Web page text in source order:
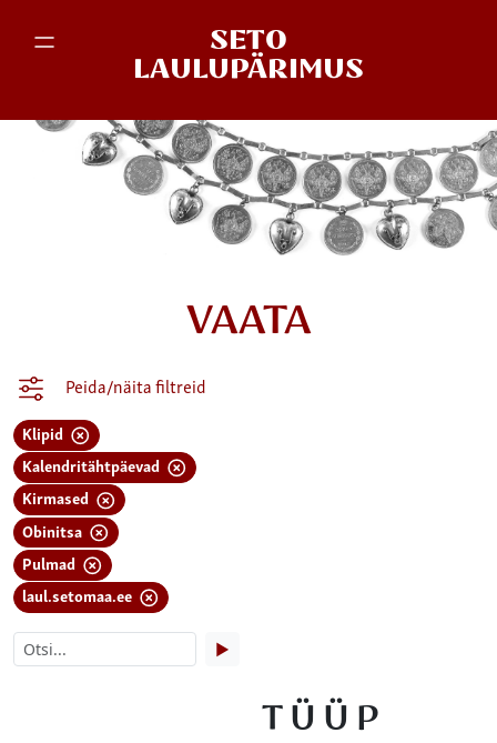
SETO
LAULUPÄRIMUS
VAATA
Peida/näita filtreid
Klipid
Kalendritähtpäevad
Kirmased
Obinitsa
Pulmad
laul.setomaa.ee
▶
TÜÜP